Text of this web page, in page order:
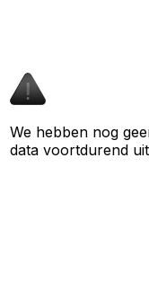
We hebben nog
data voortdurend